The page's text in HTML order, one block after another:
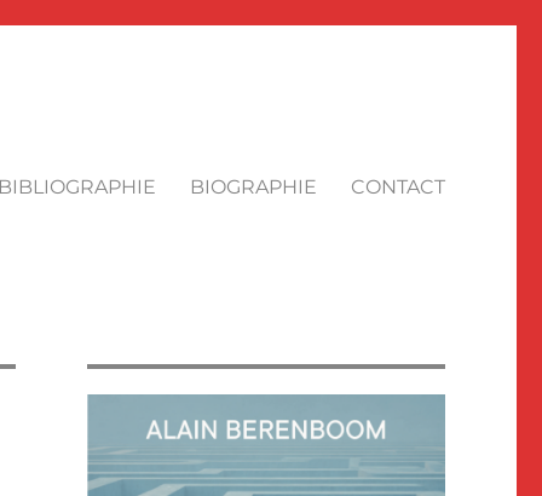
BIOGRAPHIE CONTACT